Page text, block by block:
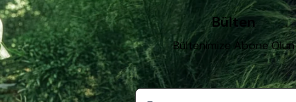
Bülten
Bültenimize Abone Olun